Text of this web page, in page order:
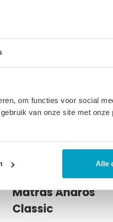
om functies voor social
van onze site met
Alle
Koudschuim
Matras Andros
Classic